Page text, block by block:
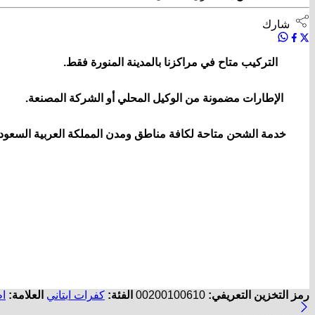
شارك
التركيب متاح في مراكزنا بالمدينة المنورة فقط.
الإطارات مضمونة من الوكيل المحلي أو الشركة المصنعة.
خدمة الشحن متاحة لكافة مناطق ومدن المملكة العربية
رمز التخزين التعريفي: 00200100610 الفئة: كفرات ابتاني العلامة: